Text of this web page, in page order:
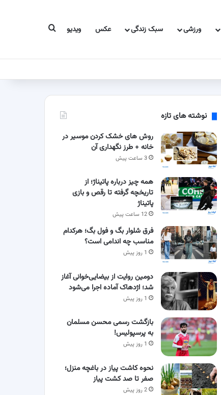
ورزشی سبک زندگی عکس ویدیو جستجو برای
نوشته های تازه
روش های خشک کردن موسیر در
خانه + طرز نگهداری آن
3 ساعت پیش
همه چیز درباره پاتیناژ؛ از
تاریخچه گرفته تا رقص و بازی
پاتیناژ
12 ساعت پیش
فرق شلوار بگ و فول بگ؛ هرکدام
مناسب چه اندامی است؟
1 روز پیش
دومین روایت از بیضایی‌خوانی آغاز
شد؛ اژدهاک آماده اجرا می‌شود
1 روز پیش
بازگشت رسمی محسن مسلمان
به پرسپولیس!
1 روز پیش
نحوه کاشت پیاز در باغچه منزل؛
صفر تا صد کشت پیاز
2 روز پیش